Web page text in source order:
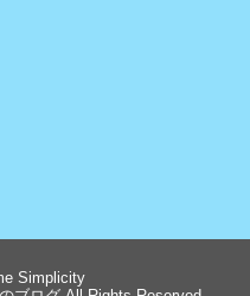
Simplicity